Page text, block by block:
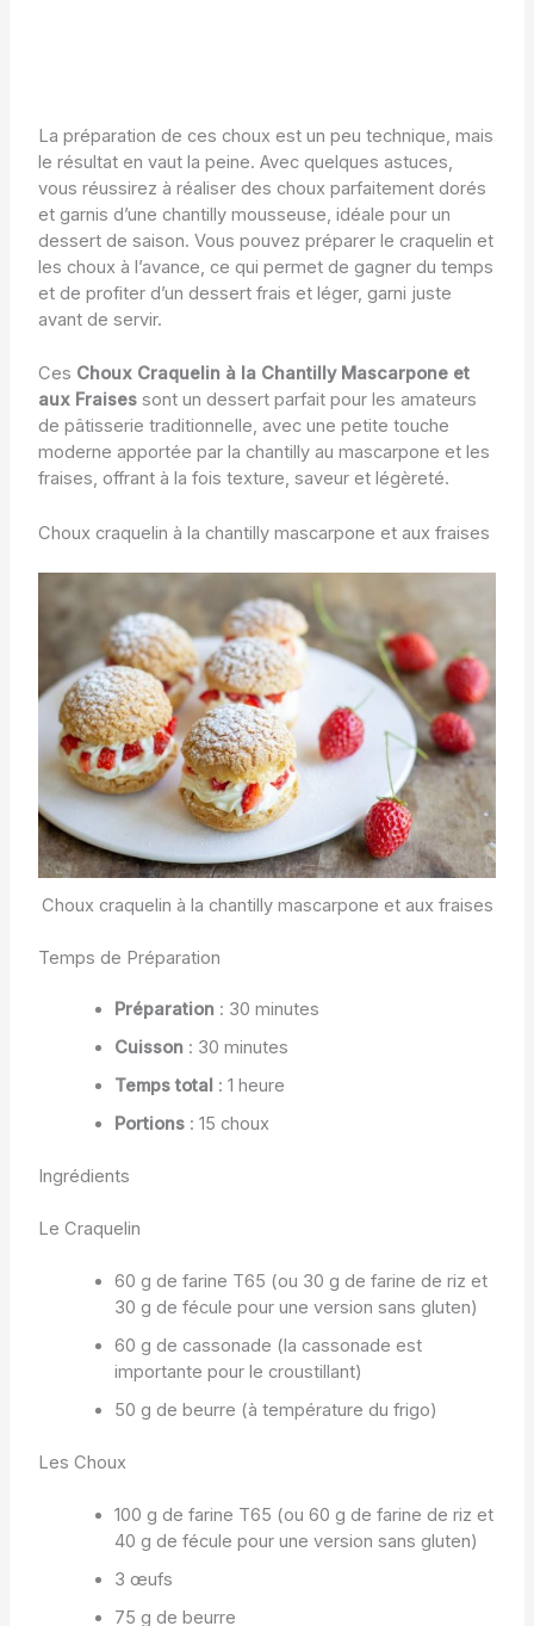
La préparation de ces choux est un peu technique, mais
le résultat en vaut la peine. Avec quelques astuces,
vous réussirez à réaliser des choux parfaitement dorés
et garnis d’une chantilly mousseuse, idéale pour un
dessert de saison. Vous pouvez préparer le craquelin et
les choux à l’avance, ce qui permet de gagner du temps
et de profiter d’un dessert frais et léger, garni juste
avant de servir.
Ces Choux Craquelin à la Chantilly Mascarpone et
aux Fraisessont un dessert parfait pour les amateurs
de pâtisserie traditionnelle, avec une petite touche
moderne apportée par la chantilly au mascarpone et les
fraises, offrant à la fois texture, saveur et légèreté.
Choux craquelin à la chantilly mascarpone et aux fraises
Choux craquelin à la chantilly mascarpone et aux fraises
Temps de Préparation
Préparation: 30 minutes
Cuisson: 30 minutes
Temps total : 1 heure
Portions: 15 choux
Ingrédients
Le Craquelin
60 g de farine T65 (ou 30 g de farine de riz et
30 g de fécule pour une version sans gluten)
60 g de cassonade (la cassonade est
importante pour le croustillant)
50 g de beurre (à température du frigo)
Les Choux
100 g de farine T65 (ou 60 g de farine de riz et
40 g de fécule pour une version sans gluten)
3 œufs
75 g de beurre